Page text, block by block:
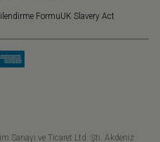
FormuUK Slavery Act
Sanayi ve Ticaret Ltd. Şti. Akdeniz